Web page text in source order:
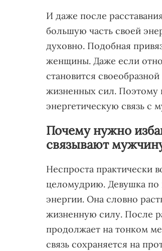
И даже после
большую часть своей
духовно. Подобная
женщины. Даже если
становится
жизненных сил. Поэтому
энергетическую связь с
Почему нужно
связывают
Неспроста практически
целомудрию. Девушка по
энергии. Она словно
жизненную силу. После
продолжает на тонком
связь сохраняется на